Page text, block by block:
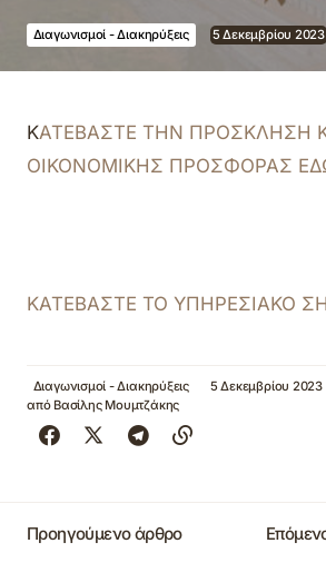
Διαγωνισμοί - Διακηρύξεις 5 Δεκεμβρίου 2023
ΚΑΤΕΒΑΣΤΕ ΤΗΝ ΠΡΟΣΚΛΗΣΗ
ΟΙΚΟΝΟΜΙΚΗΣ ΠΡΟΣΦΟΡΑΣ
ΚΑΤΕΒΑΣΤΕ ΤΟ ΥΠΗΡΕΣΙΑΚΟ
Διαγωνισμοί - Διακηρύξεις
5 Δεκεμβρίου 2023
από Βασίλης Μουμτζάκης
Προηγούμενο άρθρο